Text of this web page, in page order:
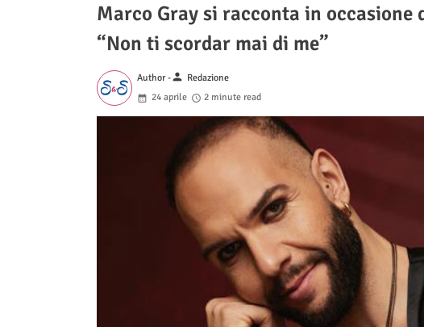
Marco Gray si racconta in occasione
“Non ti scordar mai di me”
Author -person Redazione
24 aprile
2 minute read